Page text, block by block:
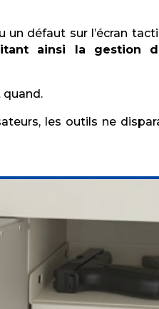
défaut sur l’écran
ainsi la gestion
quand.
les outils ne